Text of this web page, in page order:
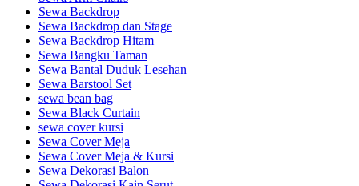
Sewa Backdrop
Sewa Backdrop dan Stage
Sewa Backdrop Hitam
Sewa Bangku Taman
Sewa Bantal Duduk Lesehan
Sewa Barstool Set
sewa bean bag
Sewa Black Curtain
sewa cover kursi
Sewa Cover Meja
Sewa Cover Meja & Kursi
Sewa Dekorasi Balon